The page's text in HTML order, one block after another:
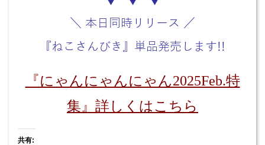
＼ 本日同時リリース ／
『ねこさんびき』単品発売します!!
『にゃんにゃんにゃん2025Feb.特
集 』詳しくはこちら
共有: